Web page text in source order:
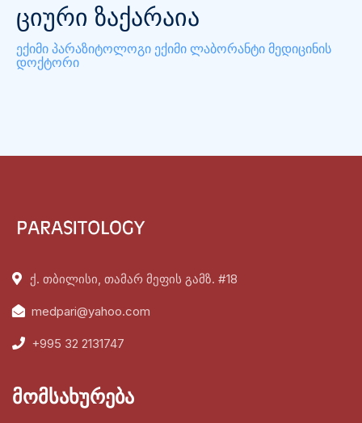
ციური ზაქარაია
ექიმი პარაზიტოლოგი ექიმი ლაბორანტი მედიცინის
დოქტორი
ქ. თბილისი, თამარ მეფის გამზ. #18
medpari@yahoo.com
+995 32 2131747
მომსახურება